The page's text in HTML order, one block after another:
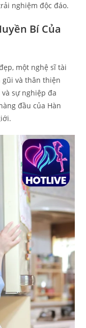
nghiệm độc đáo.
Bí Của
một nghệ sĩ tài
gũi và thân thiện
sự nghiệp đa
đầu của Hàn